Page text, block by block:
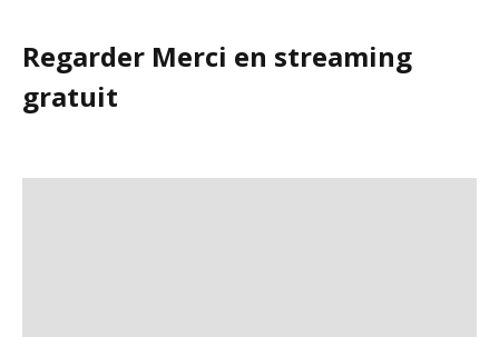
Regarder Merci en streaming
gratuit